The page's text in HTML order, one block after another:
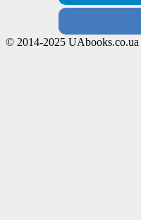
© 2014-2025 UAbooks.co.ua